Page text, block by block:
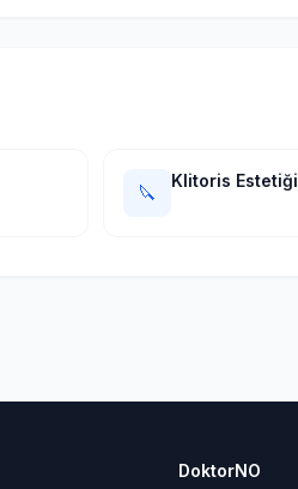
🔪
Klitoris Estetiği
DoktorNO